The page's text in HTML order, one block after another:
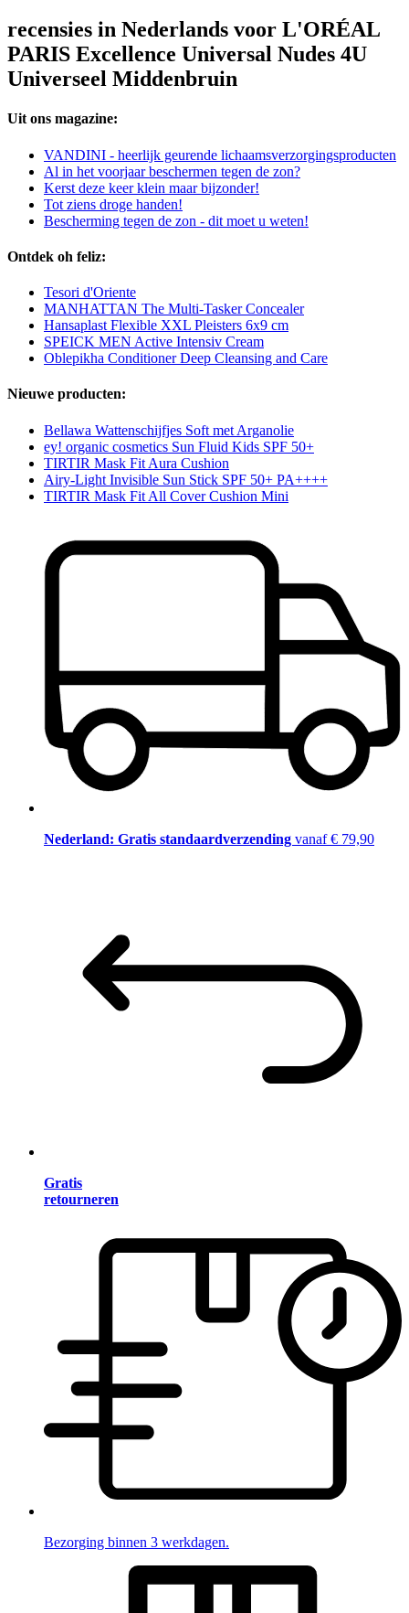
recensies in Nederlands voor L'ORÉAL
PARIS Excellence Universal Nudes 4U
Universeel Middenbruin
Uit ons magazine:
VANDINI - heerlijk geurende lichaamsverzorgingsproducten
Al in het voorjaar beschermen tegen de zon?
Kerst deze keer klein maar bijzonder!
Tot ziens droge handen!
Bescherming tegen de zon - dit moet u weten!
Ontdek oh feliz:
Tesori d'Oriente
MANHATTAN The Multi-Tasker Concealer
Hansaplast Flexible XXL Pleisters 6x9 cm
SPEICK MEN Active Intensiv Cream
Oblepikha Conditioner Deep Cleansing and Care
Nieuwe producten:
Bellawa Wattenschijfjes Soft met Arganolie
ey! organic cosmetics Sun Fluid Kids SPF 50+
TIRTIR Mask Fit Aura Cushion
Airy-Light Invisible Sun Stick SPF 50+ PA++++
TIRTIR Mask Fit All Cover Cushion Mini
Nederland: Gratis standaardverzending vanaf € 79,90
Gratis
retourneren
Bezorging binnen 3 werkdagen.